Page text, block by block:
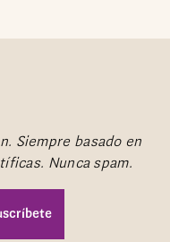
Siempre basado en
Nunca spam.